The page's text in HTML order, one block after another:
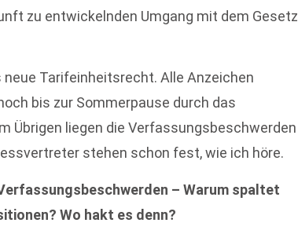
zu entwickelnden Umgang mit dem Gesetz
Tarifeinheitsrecht. Alle Anzeichen
bis zur Sommerpause durch das
Übrigen liegen die Verfassungsbeschwerden
stehen schon fest, wie ich höre.
– Warum spaltet
Wo hakt es denn?